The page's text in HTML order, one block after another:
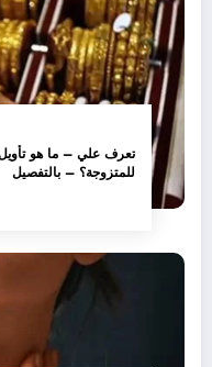
تعرف علي – ما هو
للمتزوجة؟ – بالتفصيل